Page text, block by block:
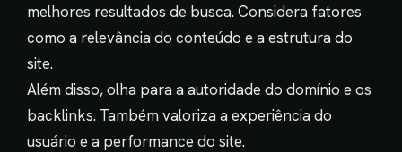
melhores resultados de busca. Considera fatores
como a relevância do conteúdo e a estrutura do
site.
Além disso, olha para a autoridade do domínio e os
backlinks. Também valoriza a experiência do
usuário e a performance do site.